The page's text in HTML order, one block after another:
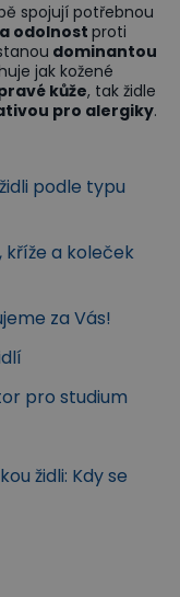
spojují potřebnou
odolnost proti
dominantou
jak kožené
kůže, tak židle
pro alergiky.
podle typu
a koleček
za Vás!
pro studium
židli: Kdy se